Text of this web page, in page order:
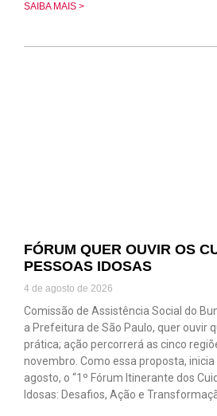
SAIBA MAIS >
FÓRUM QUER OUVIR OS
PESSOAS IDOSAS
4 de agosto de 2026
Comissão de Assistência Social do
a Prefeitura de São Paulo, quer ouvir
prática; ação percorrerá as cinco
novembro. Como essa proposta,
agosto, o “1º Fórum Itinerante dos
Idosas: Desafios, Ação e